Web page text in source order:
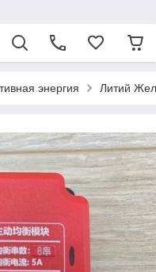
энергия Литий